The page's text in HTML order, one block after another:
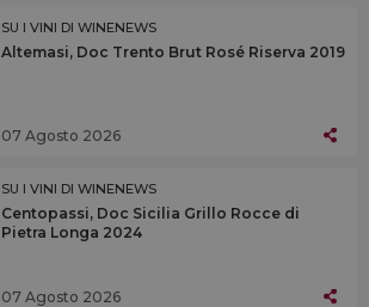
SU I VINI DI WINENEWS
Altemasi, Doc Trento Brut Rosé Riserva 2019
07 Agosto 2026
SU I VINI DI WINENEWS
Centopassi, Doc Sicilia Grillo Rocce di
Pietra Longa 2024
07 Agosto 2026